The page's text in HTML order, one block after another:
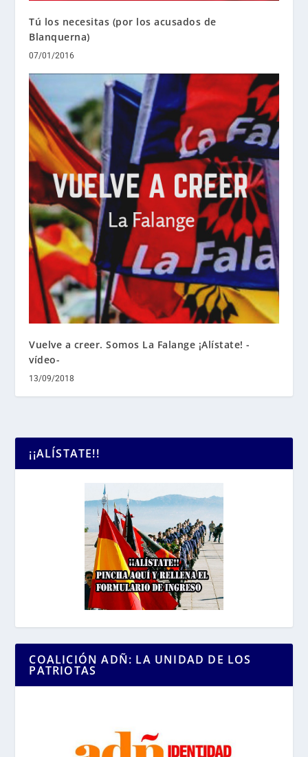
Tú los necesitas (por los acusados de
Blanquerna)
07/01/2016
Vuelve a creer. Somos La Falange ¡Alístate! -
vídeo-
13/09/2018
¡¡ALÍSTATE!!
COALICIÓN ADÑ: LA UNIDAD DE LOS
PATRIOTAS